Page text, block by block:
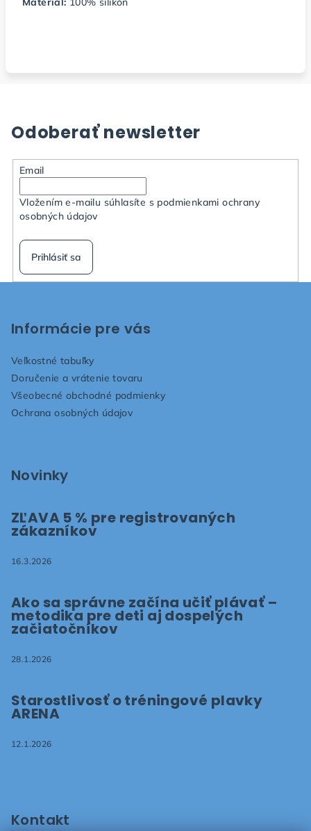
Odoberať newsletter
Email
Vložením e-mailu súhlasíte s podmienkami ochrany
osobných údajov
Prihlásiť sa
Informácie pre vás
Veľkostné tabuľky
Doručenie a vrátenie tovaru
Všeobecné obchodné podmienky
Ochrana osobných údajov
Novinky
ZĽAVA 5 % pre registrovaných
zákazníkov
16.3.2026
Ako sa správne začína učiť plávať –
metodika pre deti aj dospelých
začiatočníkov
28.1.2026
Starostlivosť o tréningové plavky
ARENA
12.1.2026
Kontakt